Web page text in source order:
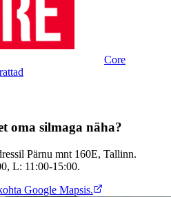
Core
oma silmaga näha?
Pärnu mnt 160E, Tallinn.
L: 11:00-15:00.
Google Mapsis.